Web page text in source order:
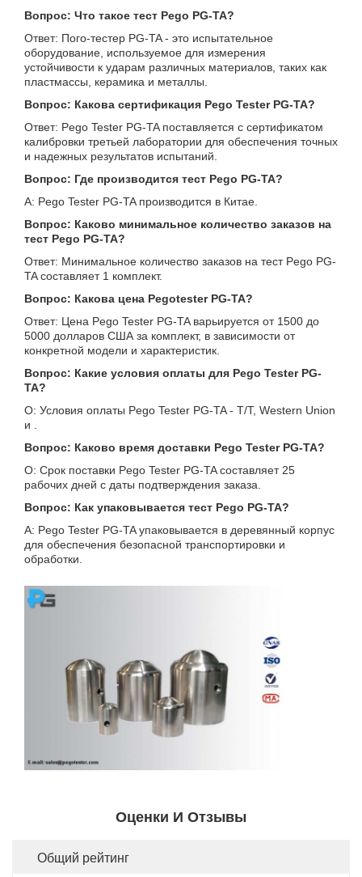
Вопрос: Что такое тест Pego PG-TA?
Ответ: Пого-тестер PG-TA - это испытательное
оборудование, используемое для измерения
устойчивости к ударам различных материалов, таких как
пластмассы, керамика и металлы.
Вопрос: Какова сертификация Pego Tester PG-TA?
Ответ: Pego Tester PG-TA поставляется с сертификатом
калибровки третьей лаборатории для обеспечения точных
и надежных результатов испытаний.
Вопрос: Где производится тест Pego PG-TA?
A: Pego Tester PG-TA производится в Китае.
Вопрос: Каково минимальное количество заказов на
тест Pego PG-TA?
Ответ: Минимальное количество заказов на тест Pego PG-
TA составляет 1 комплект.
Вопрос: Какова цена Pegotester PG-TA?
Ответ: Цена Pego Tester PG-TA варьируется от 1500 до
5000 долларов США за комплект, в зависимости от
конкретной модели и характеристик.
Вопрос: Какие условия оплаты для Pego Tester PG-
TA?
О: Условия оплаты Pego Tester PG-TA - T/T, Western Union
и .
Вопрос: Каково время доставки Pego Tester PG-TA?
О: Срок поставки Pego Tester PG-TA составляет 25
рабочих дней с даты подтверждения заказа.
Вопрос: Как упаковывается тест Pego PG-TA?
A: Pego Tester PG-TA упаковывается в деревянный корпус
для обеспечения безопасной транспортировки и
обработки.
Оценки И Отзывы
Общий рейтинг